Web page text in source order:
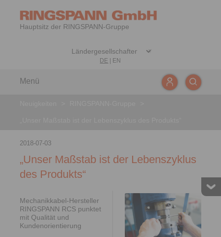
Hauptsitz der RINGSPANN-Gruppe
DE EN
Menü
2018-07-03
„Unser Maßstab ist der Lebenszyklus
des Produkts“
Mechanikkabel-Hersteller
RINGSPANN RCS punktet
mit Qualität und
Kundenorientierung